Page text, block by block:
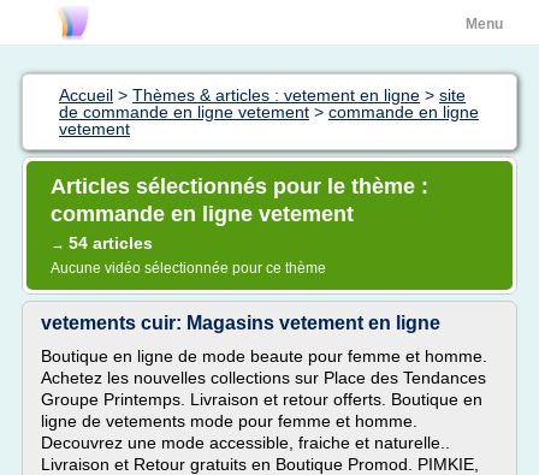
Menu
Accueil > Thèmes & articles : vetement en ligne > site
de commande en ligne vetement > commande en ligne
vetement
Articles sélectionnés pour le thème :
commande en ligne vetement
→ 54 articles
Aucune vidéo sélectionnée pour ce thème
vetements cuir: Magasins vetement en ligne
Boutique en ligne de mode beaute pour femme et homme.
Achetez les nouvelles collections sur Place des Tendances
Groupe Printemps. Livraison et retour offerts. Boutique en
ligne de vetements mode pour femme et homme.
Decouvrez une mode accessible, fraiche et naturelle..
Livraison et Retour gratuits en Boutique Promod. PIMKIE,